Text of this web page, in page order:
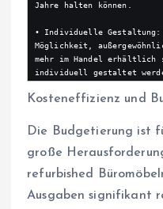
Jahre halten können.
• Individuelle Gestaltung:
Möglichkeit,
mehr im Handel erhältlich
individuell gestaltet
Kosteneffizienz und
Die Budgetierung ist
große
refurbished
Ausgaben signifikant